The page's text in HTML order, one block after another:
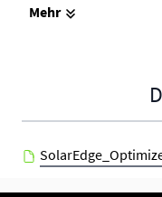
Mehr